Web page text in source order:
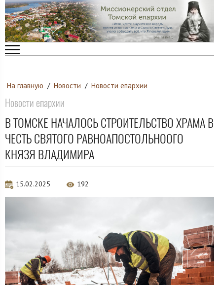
На главную / Новости / Новости епархии
Новости епархии
В ТОМСКЕ НАЧАЛОСЬ СТРОИТЕЛЬСТВО ХРАМА В
ЧЕСТЬ СВЯТОГО РАВНОАПОСТОЛЬНООГО
КНЯЗЯ ВЛАДИМИРА
15.02.2025 192